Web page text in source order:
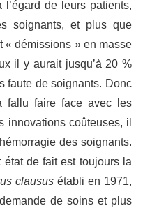
de leurs patients,
soignants, et plus que
« démissions » en masse
il y aurait jusqu’à 20 %
faute de soignants. Donc
fallu faire face avec les
innovations coûteuses, il
des soignants.
état de fait est toujours la
claususétabli en 1971,
de soins et plus